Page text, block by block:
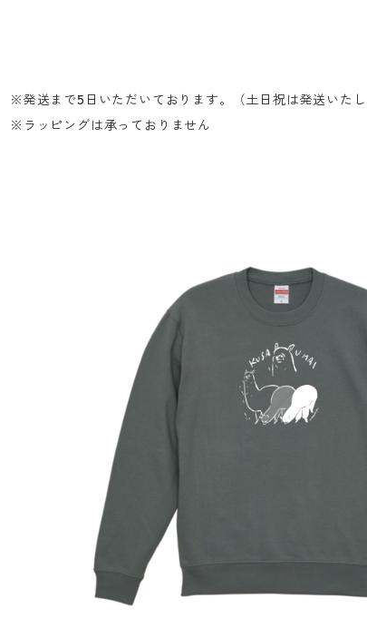
※発送まで5日いただいております。（土日祝は発送いたし
※ラッピングは承っておりません